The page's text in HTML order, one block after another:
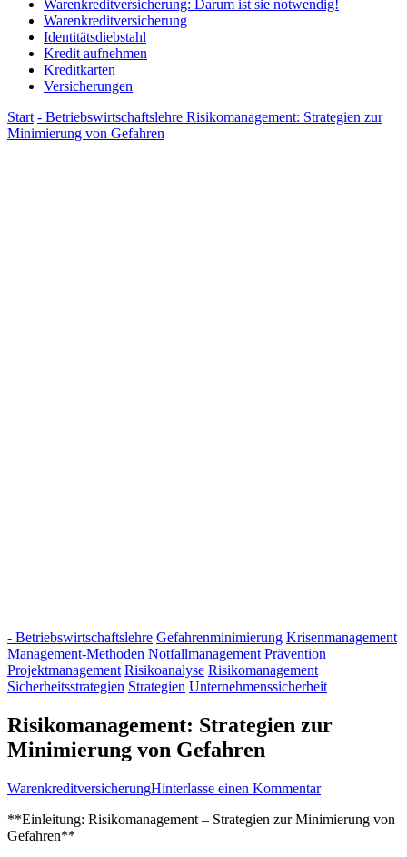
Warenkreditversicherung: Darum ist sie notwendig!
Warenkreditversicherung
Identitätsdiebstahl
Kredit aufnehmen
Kreditkarten
Versicherungen
Start - Betriebswirtschaftslehre Risikomanagement: Strategien zur
Minimierung von Gefahren
- Betriebswirtschaftslehre Gefahrenminimierung Krisenmanagement
Management-Methoden Notfallmanagement Prävention
Projektmanagement Risikoanalyse Risikomanagement
Sicherheitsstrategien Strategien Unternehmenssicherheit
Risikomanagement: Strategien zur
Minimierung von Gefahren
WarenkreditversicherungHinterlasse einen Kommentarzu
Strategien
**Einleitung: Risikomanagement – Strategien⁤ zur Minimierung von
Gefahren**